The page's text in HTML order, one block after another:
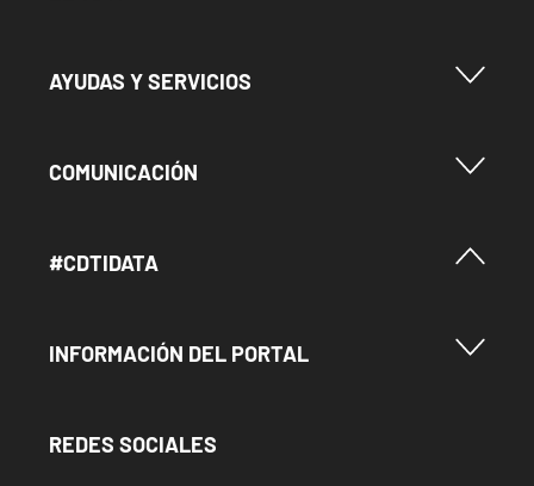
Menu Footer Ayudas y Servicios
AYUDAS Y SERVICIOS
Menu Footer Comunicación
COMUNICACIÓN
Menú Footer #Cdtidata
#CDTIDATA
Menu Footer Información del Portal
INFORMACIÓN DEL PORTAL
REDES SOCIALES